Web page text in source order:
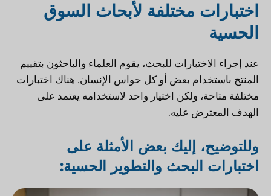
اختبارات مختلفة لأبحاث السوق
الحسية
عند إجراء الاختبارات للبحث، يقوم العلماء والباحثون بتقييم
المنتج باستخدام بعض أو كل حواس الإنسان. هناك اختبارات
مختلفة متاحة، ولكن اختيار واحد لاستخدامه يعتمد على
الهدف المعترض عليه.
وللتوضيح، إليك بعض الأمثلة على
اختبارات البحث والتطوير الحسية: